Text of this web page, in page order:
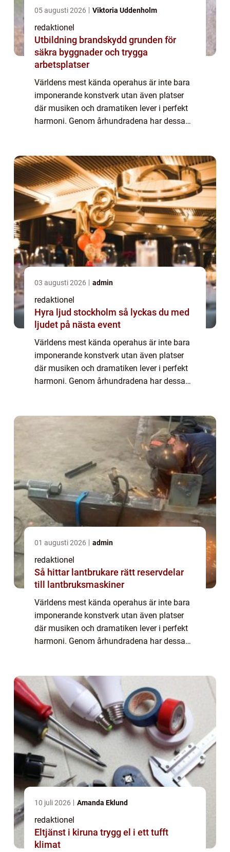
05 augusti 2026 Viktoria Uddenholm
redaktionel
Utbildning brandskydd grunden för
säkra byggnader och trygga
arbetsplatser
Världens mest kända operahus är inte bara
imponerande konstverk utan även platser
där musiken och dramatiken lever i perfekt
harmoni. Genom århundradena har dessa
03 augusti 2026 admin
redaktionel
Hyra ljud stockholm så lyckas du med
ljudet på nästa event
Världens mest kända operahus är inte bara
imponerande konstverk utan även platser
där musiken och dramatiken lever i perfekt
harmoni. Genom århundradena har dessa
01 augusti 2026 admin
redaktionel
Så hittar lantbrukare rätt reservdelar
till lantbruksmaskiner
Världens mest kända operahus är inte bara
imponerande konstverk utan även platser
där musiken och dramatiken lever i perfekt
harmoni. Genom århundradena har dessa
10 juli 2026 Amanda Eklund
redaktionel
Eltjänst i kiruna trygg el i ett tufft
klimat